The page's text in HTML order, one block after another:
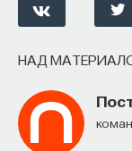
НАД
улучшить
сна
Автор курса: